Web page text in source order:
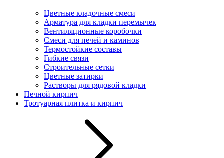
Цветные кладочные смеси
Арматура для кладки перемычек
Вентиляционные коробочки
Смеси для печей и каминов
Термостойкие составы
Гибкие связи
Строительные сетки
Цветные затирки
Растворы для рядовой кладки
Печной кирпич
Тротуарная плитка и кирпич